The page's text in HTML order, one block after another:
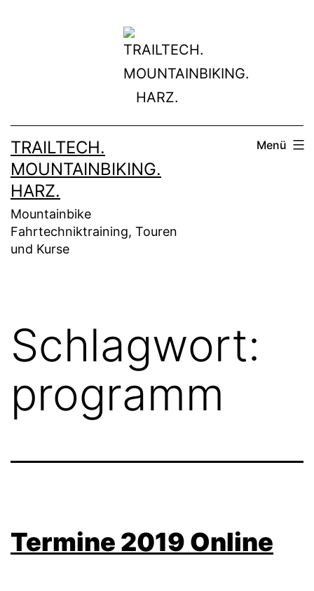
TRAILTECH.
MOUNTAINBIKING.
HARZ.
Mountainbike
Fahrtechniktraining, Touren
und Kurse
Menü
Schlagwort:
programm
Termine 2019 Online